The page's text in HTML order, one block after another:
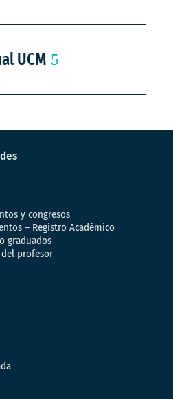
UCM
y congresos
– Registro Académico
graduados
del profesor